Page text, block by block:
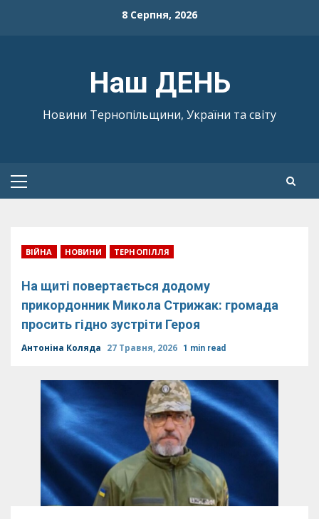
8 Серпня, 2026
Наш ДЕНЬ
Новини Тернопільщини, України та світу
Primary
ВІЙНА НОВИНИ ТЕРНОПІЛЛЯ
На щиті повертається додому
прикордонник Микола Стрижак: громада
просить гідно зустріти Героя
Антоніна Коляда 27 Травня, 2026 1 min read